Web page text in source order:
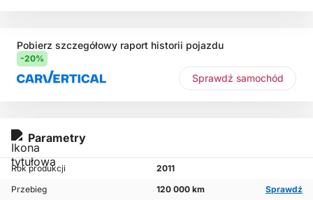
Pobierz szczegółowy raport historii pojazdu
-20%
Sprawdź samochód
Parametry
Rok produkcji
2011
Przebieg
120 000 km
Sprawdź